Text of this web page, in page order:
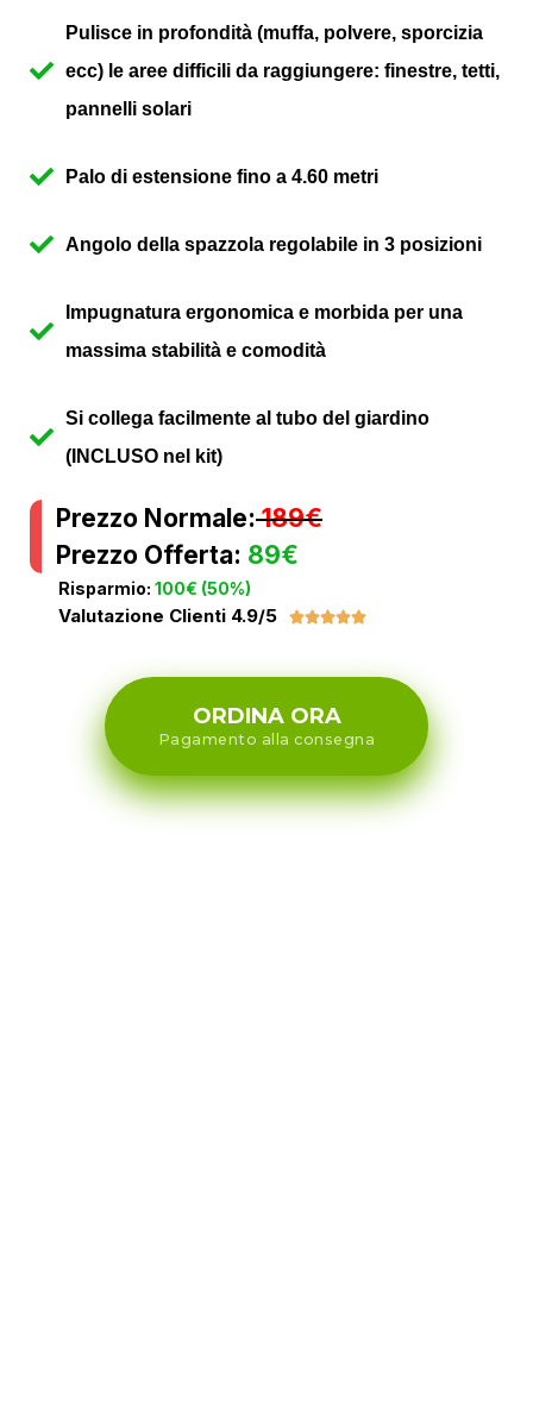
Pulisce in profondità (muffa, polvere, sporcizia
ecc) le aree difficili da raggiungere: finestre, tetti,
pannelli solari
Palo di estensione fino a 4.60 metri
Angolo della spazzola regolabile in 3 posizioni
Impugnatura ergonomica e morbida per una
massima stabilità e comodità
Si collega facilmente al tubo del giardino
(INCLUSO nel kit)
Prezzo Normale:189€
Prezzo Offerta: 89€
Risparmio: 100€ (50%)
Valutazione Clienti 4.9/5 
ORDINA ORA
Pagamento alla consegna